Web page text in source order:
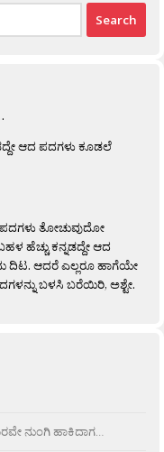
ಆದ ಪದಗಳು ಕೂಡಲೆ
ತೋಚುವುದೋ
ಹೆಚ್ಚು ಕನ್ನಡದ್ದೇ ಆದ
ದಿಟ. ಆದರೆ ಎಲ್ಲರೂ ಹಾಗೆಯೇ
ಬಳಸಿ ಬರೆಯಿರಿ, ಅಶ್ಟೇ.
ನುಂಗಿ ಹಾಕಿದಾಗ…